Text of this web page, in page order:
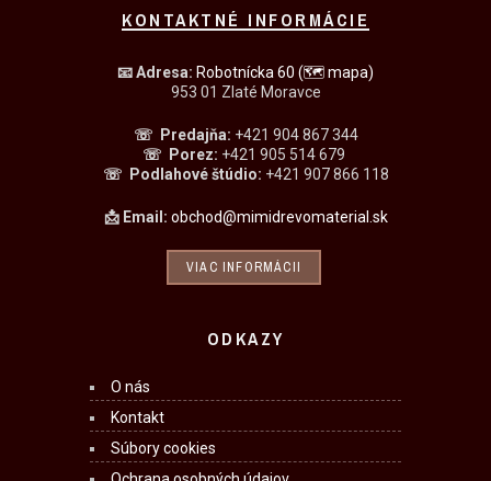
KONTAKTNÉ INFORMÁCIE
📧Adresa: Robotnícka 60 (🗺 mapa)
953 01 Zlaté Moravce
☏ Predajňa: +421 904 867 344
☏ Porez: +421 905 514 679
☏ Podlahové štúdio: +421 907 866 118
📩 Email: obchod@mimidrevomaterial.sk
VIAC INFORMÁCII
ODKAZY
O nás
Kontakt
Súbory cookies